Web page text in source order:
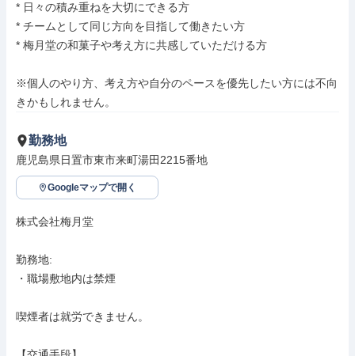
* 日々の積み重ねを大切にできる方
* チームとして同じ方向を目指して働きたい方
* 梅月堂の和菓子や考え方に共感していただける方
※個人のやり方、考え方や自分のペースを優先したい方には不向
きかもしれません。
勤務地
鹿児島県日置市東市来町湯田2215番地
Googleマップで開く
株式会社梅月堂
勤務地:
・職場敷地内は禁煙
喫煙者は就労できません。